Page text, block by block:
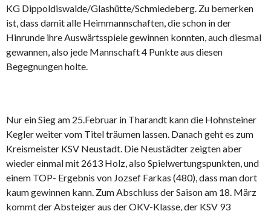
KG Dippoldiswalde/Glashütte/Schmiedeberg. Zu bemerken
ist, dass damit alle Heimmannschaften, die schon in der
Hinrunde ihre Auswärtsspiele gewinnen konnten, auch diesmal
gewannen, also jede Mannschaft 4 Punkte aus diesen
Begegnungen holte.
Nur ein Sieg am 25.Februar in Tharandt kann die Hohnsteiner
Kegler weiter vom Titel träumen lassen. Danach geht es zum
Kreismeister KSV Neustadt. Die Neustädter zeigten aber
wieder einmal mit 2613 Holz, also Spielwertungspunkten, und
einem TOP- Ergebnis von Jozsef Farkas (480), dass man dort
kaum gewinnen kann. Zum Abschluss der Saison am 18. März
kommt der Absteiger aus der OKV-Klasse, der KSV 93